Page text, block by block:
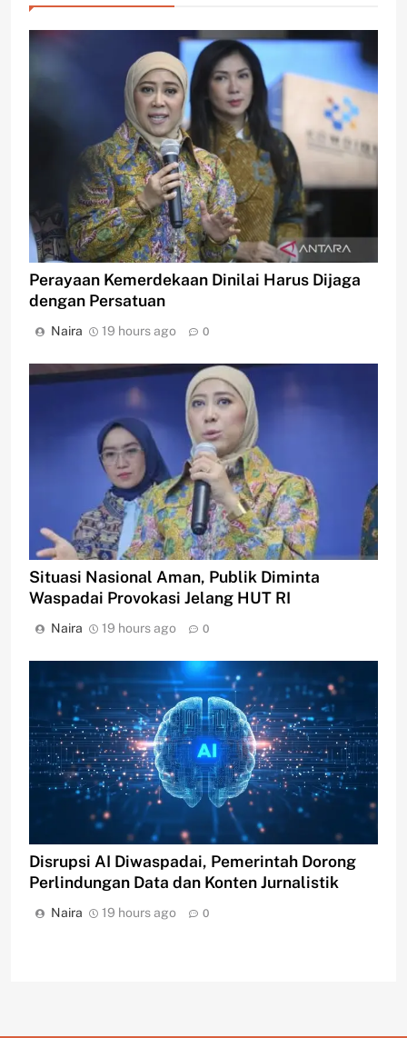
Perayaan Kemerdekaan Dinilai Harus Dijaga
dengan Persatuan
Naira 19 hours ago 0
Situasi Nasional Aman, Publik Diminta
Waspadai Provokasi Jelang HUT RI
Naira 19 hours ago 0
Disrupsi AI Diwaspadai, Pemerintah Dorong
Perlindungan Data dan Konten Jurnalistik
Naira 19 hours ago 0